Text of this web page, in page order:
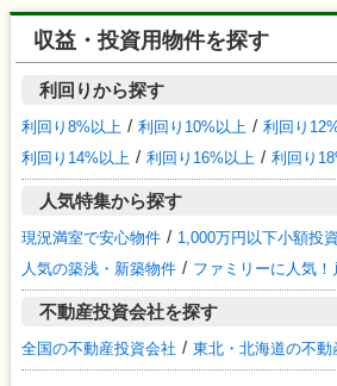
収益・投資用物件を探す
利回りから探す
利回り8%以上 利回り10%以上
利回り
利回り14%以上
利回り16%以上 利回り
人気特集から探す
現況満室で安心物件
1,000万円以下小額投資
人気の築浅・新築物件
ファミリーに人気！
不動産投資会社を探す
全国の不動産投資会社 東北・北海道の不動